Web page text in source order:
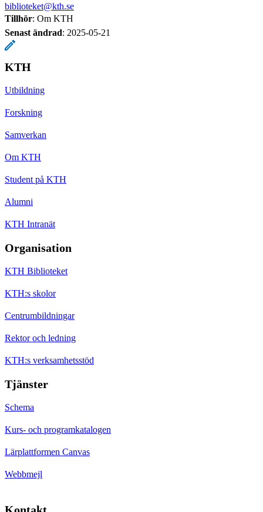
biblioteket@kth.se
Tillhör: Om KTH
Senast ändrad: 2025-05-21
KTH
Utbildning
Forskning
Samverkan
Om KTH
Student på KTH
Alumni
KTH Intranät
Organisation
KTH Biblioteket
KTH:s skolor
Centrumbildningar
Rektor och ledning
KTH:s verksamhetsstöd
Tjänster
Schema
Kurs- och programkatalogen
Lärplattformen Canvas
Webbmejl